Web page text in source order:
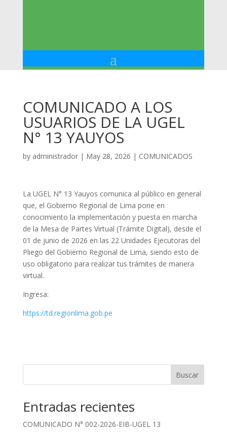
COMUNICADO A LOS
USUARIOS DE LA UGEL
N° 13 YAUYOS
by administrador| May 28, 2026 | COMUNICADOS
La UGEL N° 13 Yauyos comunica al público en general
que, el Gobierno Regional de Lima pone en
conocimiento la implementación y puesta en marcha
de la Mesa de Partes Virtual (Trámite Digital), desde el
01 de junio de 2026 en las 22 Unidades Ejecutoras del
Pliego del Gobierno Regional de Lima, siendo esto de
uso obligatorio para realizar tus trámites de manera
virtual.
Ingresa:
https://td.regionlima.gob.pe
Buscar
Entradas recientes
COMUNICADO N° 002-2026-EIB-UGEL 13